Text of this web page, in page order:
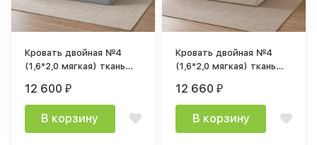
Кровать двойная №4
(1,6*2,0 мягкая) ткань
12 600₽
В корзину
Кровать двойная №4
(1,6*2,0 мягкая) ткань
12 660₽
В корзину